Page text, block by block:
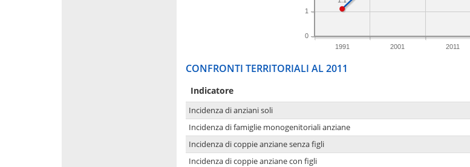
1991 2001 2011
0
1
CONFRONTI TERRITORIALI AL 2011
Indicatore
Incidenza di anziani soli
Incidenza di famiglie monogenitoriali anziane
Incidenza di coppie anziane senza figli
Incidenza di coppie anziane con figli